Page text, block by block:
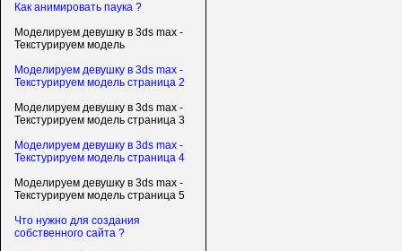
Как анимировать паука ?
Моделируем девушку в 3ds max -
Текстурируем модель
Моделируем девушку в 3ds max -
Текстурируем модель страница 2
Моделируем девушку в 3ds max -
Текстурируем модель страница 3
Моделируем девушку в 3ds max -
Текстурируем модель страница 4
Моделируем девушку в 3ds max -
Текстурируем модель страница 5
Что нужно для создания
собственного сайта ?